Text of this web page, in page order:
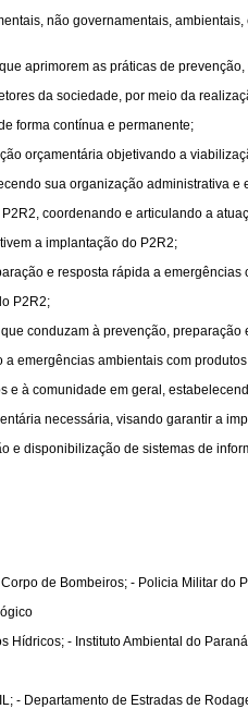
não governamentais,
aprimorem as práticas de
da sociedade, por meio da
forma contínua e permanente;
orçamentária objetivando a
sua organização administrativa e
coordenando e articulando a
a implantação do P2R2;
e resposta rápida a
P2R2;
conduzam à prevenção,
emergências ambientais com
e à comunidade em geral,
necessária, visando garantir a
e disponibilização de sistemas de
de Bombeiros; - Policia Militar
Hídricos; - Instituto Ambiental do
- Departamento de Estradas de